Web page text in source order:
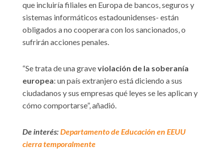
que incluiría filiales en Europa de bancos, seguros y
sistemas informáticos estadounidenses- están
obligados a no cooperara con los sancionados, o
sufrirán acciones penales.
“Se trata de una graveviolación de la soberanía
europea: un país extranjero está diciendo a sus
ciudadanos y sus empresas qué leyes se les aplican y
cómo comportarse”, añadió.
De interés:Departamento de Educación en EEUU
cierra temporalmente